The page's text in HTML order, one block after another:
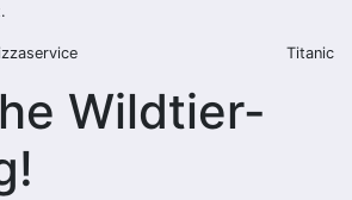
Titanic
Wildtier-